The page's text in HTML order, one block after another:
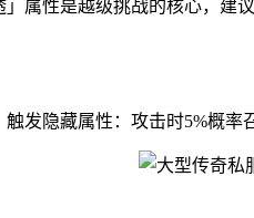
属性是越级挑战的核心，建
发隐藏属性：攻击时5%概